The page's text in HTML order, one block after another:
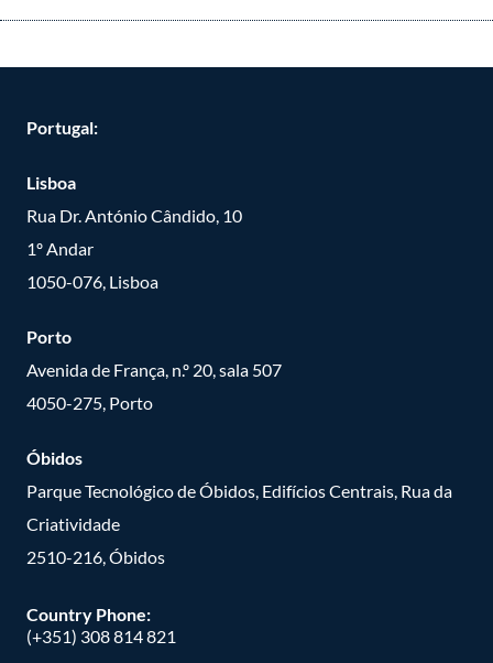
Portugal:
Lisboa
Rua Dr. António Cândido, 10
1º Andar
1050-076, Lisboa
Porto
Avenida de França, n.º 20, sala 507
4050-275, Porto
Óbidos
Parque Tecnológico de Óbidos, Edifícios Centrais, Rua da
Criatividade
2510-216, Óbidos
Country Phone:
(+351) 308 814 821